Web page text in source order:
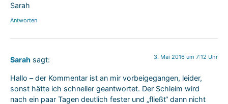
Sarah
Antworten
Sarah sagt: 3. Mai 2016 um 7:12 Uhr
Hallo – der Kommentar ist an mir vorbeigegangen, leider,
sonst hätte ich schneller geantwortet. Der Schleim wird
nach ein paar Tagen deutlich fester und „fließt“ dann nicht